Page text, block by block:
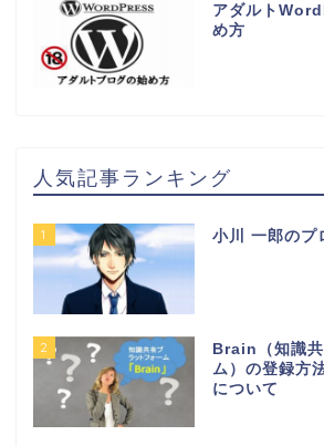
アダルト
め方
人気記事ランキング
1 小川 一郎のプ
2
Brain（知識
ム）の登録方
について